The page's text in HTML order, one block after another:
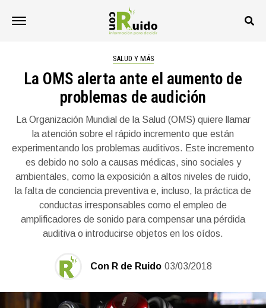
SALUD Y MÁS
La OMS alerta ante el aumento de
problemas de audición
La Organización Mundial de la Salud (OMS) quiere llamar
la atención sobre el rápido incremento que están
experimentando los problemas auditivos. Este incremento
es debido no solo a causas médicas, sino sociales y
ambientales, como la exposición a altos niveles de ruido,
la falta de conciencia preventiva e, incluso, la práctica de
conductas irresponsables como el empleo de
amplificadores de sonido para compensar una pérdida
auditiva o introducirse objetos en los oídos.
Con R de Ruido 03/03/2018